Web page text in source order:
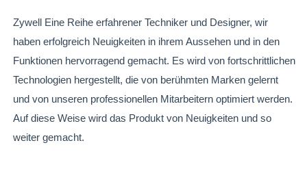
Zywell Eine Reihe erfahrener Techniker und Designer, wir
haben erfolgreich Neuigkeiten in ihrem Aussehen und in den
Funktionen hervorragend gemacht. Es wird von fortschrittlichen
Technologien hergestellt, die von berühmten Marken gelernt
und von unseren professionellen Mitarbeitern optimiert werden.
Auf diese Weise wird das Produkt von Neuigkeiten und so
weiter gemacht.